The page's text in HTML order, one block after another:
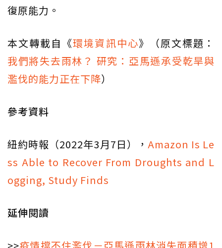
復原能力。
本文轉載自《環境資訊中心》（原文標題：
我們將失去雨林？ 研究：亞馬遜承受乾旱與
濫伐的能力正在下降）
參考資料
紐約時報（2022年3月7日）， Amazon Is Le
ss Able to Recover From Droughts and L
ogging, Study Finds
延伸閱讀